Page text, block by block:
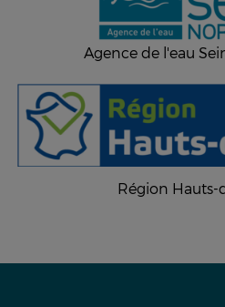
Agence de l'eau
Région Hauts-